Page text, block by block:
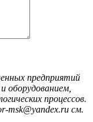
предприятий
оборудованием,
процессов.
msk@yandex.ru см.